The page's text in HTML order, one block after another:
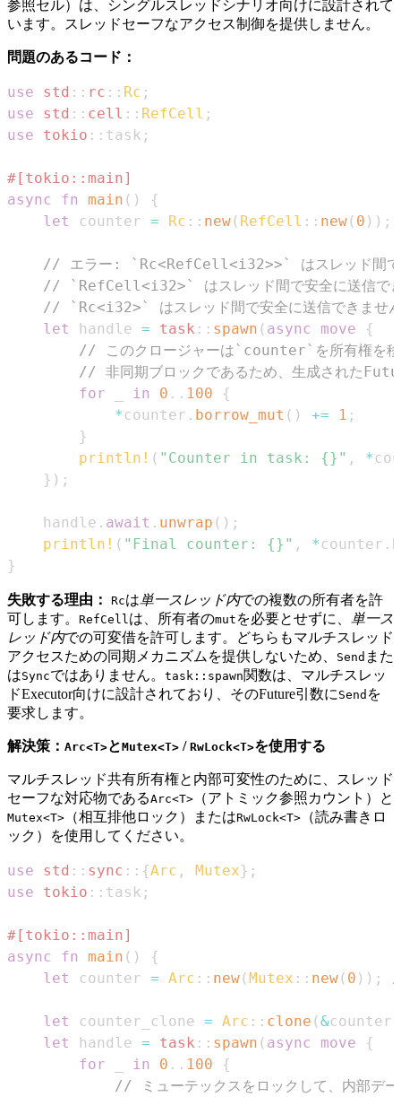
参照セル）は、シングルスレッドシナリオ向けに設計されて
います。スレッドセーフなアクセス制御を提供しません。
問題のあるコード：
use std :: rc :: Rc ;
use
std :: cell :: RefCell ;
use
tokio :: task ;
#[tokio::main]
async
fn main ( )
{
let
counter = Rc :: new( RefCell :: new( 0 ) ) ;
// エラー: `Rc<RefCell<i32>>` はスレッド間で
// `RefCell<i32>` はスレッド間で安全に送信で
// `Rc<i32>` はスレッド間で安全に送信できませ
let
handle = task :: spawn ( async move
{
// このクロージャーは`counter`を所有権を移
// 非同期ブロックであるため、生成された
for
in 0 .. 100
{
* counter . borrow_mut ( ) += 1 ;
}
println! ( "Counter in task: {}" , *
} ) ;
    handle
. await . unwrap ( ) ;
println! ( "Final counter: {}" , * counter .
}
失敗する理由： Rcは単一スレッド内での複数の所有者を許
可します。 RefCell は、所有者のmut を必要とせずに、 単一ス
レッド内での可変借を許可します。どちらもマルチスレッド
アクセスための同期メカニズムを提供しないため、
Send また
はSyncではありません。 task::spawn関数は、マルチスレッ
ドExecutor向けに設計されており、そのFuture引数に Send を
要求します。
解決策： Arc<T>とMutex<T> / RwLock<T>を使用する
マルチスレッド共有所有権と内部可変性のために、スレッド
セーフな対応物であるArc<T> （アトミック参照カウント）と
Mutex<T> （相互排他ロック）またはRwLock<T> （読み書きロ
ック）を使用してください。
use std :: sync :: {Arc , Mutex} ;
use
tokio :: task ;
#[tokio::main]
async
fn main ( )
{
let
counter = Arc :: new(Mutex :: new( 0 ) ) ;
let counter_clone = Arc :: clone (&counter
let
handle = task :: spawn ( async move
{
for
in 0 .. 100
{
// ミューテックスをロックして、内部デ